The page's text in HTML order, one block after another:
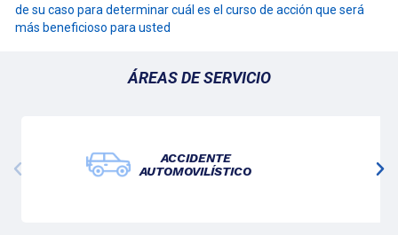
de su caso para determinar cuál es el curso de acción que será
más beneficioso para usted
ÁREAS DE SERVICIO
ACCIDENTE
AUTOMOVILÍSTICO